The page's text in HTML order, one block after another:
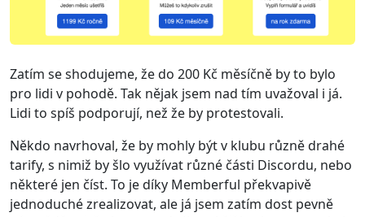
Zatím se shodujeme, že do 200 Kč měsíčně by to bylo
pro lidi v pohodě. Tak nějak jsem nad tím uvažoval i já.
Lidi to spíš podporují, než že by protestovali.
Někdo navrhoval, že by mohly být v klubu různě drahé
tarify, s nimiž by šlo využívat různé části Discordu, nebo
některé jen číst. To je díky Memberful překvapivě
jednoduché zrealizovat, ale já jsem zatím dost pevně